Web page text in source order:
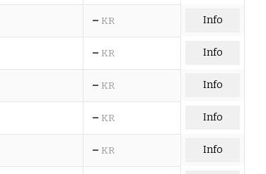
– KR Info
– KR Info
– KR Info
– KR Info
– KR Info